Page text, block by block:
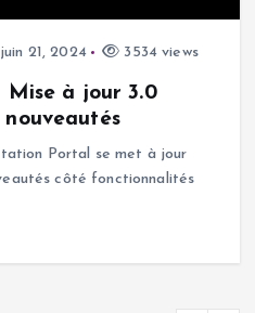
juin 21, 2024 3534 views
à jour 3.0
Portal se met à jour
côté fonctionnalités